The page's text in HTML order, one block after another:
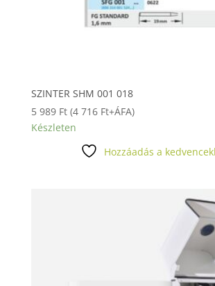
SZINTER SHM 001 018
5 989 Ft (4 716 Ft+ÁFA)
Készleten
Hozzáadás a